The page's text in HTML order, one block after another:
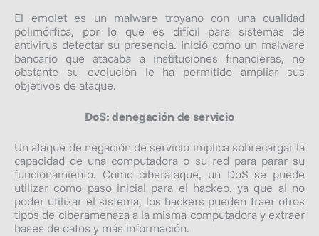
El emolet es un malware troyano con una cualidad
polimórfica, por lo que es difícil para sistemas de
antivirus detectar su presencia. Inició como un malware
bancario que atacaba a instituciones financieras, no
obstante su evolución le ha permitido ampliar sus
objetivos de ataque.
DoS: denegación de servicio
Un ataque de negación de servicio implica sobrecargar la
capacidad de una computadora o su red para parar su
funcionamiento. Como ciberataque, un DoS se puede
utilizar como paso inicial para el hackeo, ya que al no
poder utilizar el sistema, los hackers pueden traer otros
tipos de ciberamenaza a la misma computadora y extraer
bases de datos y más información.